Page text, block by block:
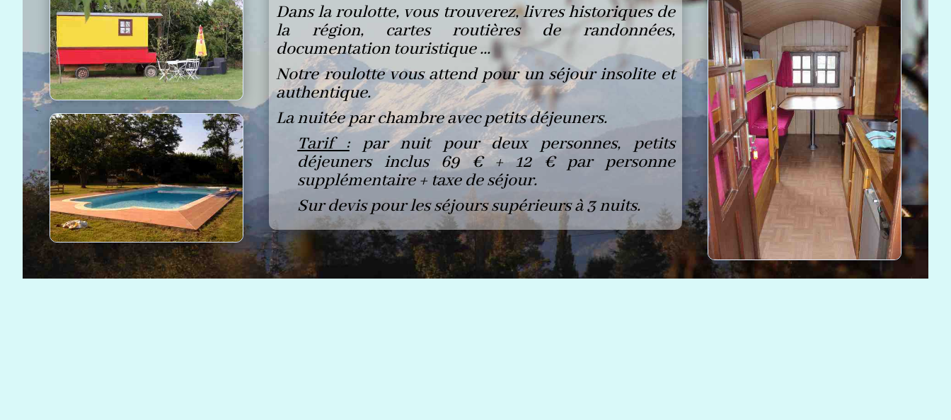
Dans la roulotte, vous trouverez, livres historiques de
la région, cartes routières de randonnées,
documentation touristique …
Notre roulotte vous attend pour un séjour insolite et
authentique.
La nuitée par chambre avec petits déjeuners.
Tarif :par nuit pour deux personnes, petits
déjeuners inclus 69 € + 12 € par personne
supplémentaire + taxe de séjour.
Sur devis pour les séjours supérieurs à 3 nuits.